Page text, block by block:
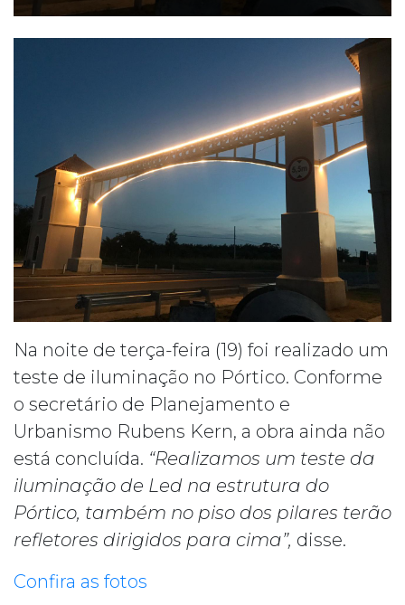
Na noite de terça-feira (19) foi realizado um
teste de iluminação no Pórtico. Conforme
o secretário de Planejamento e
Urbanismo Rubens Kern, a obra ainda não
está concluída. “Realizamos um teste da
iluminação de Led na estrutura do
Pórtico, também no piso dos pilares terão
refletores dirigidos para cima”, disse.
Confira as fotos